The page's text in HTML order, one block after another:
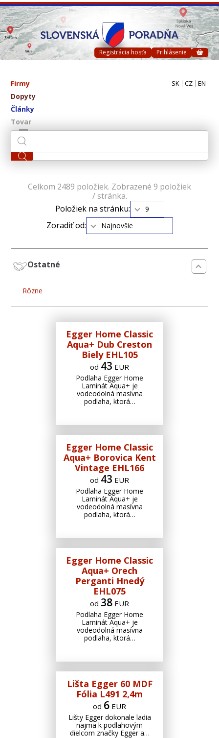
Registrácia hosťa Prihlásenie
Firmy
Dopyty
Články
Tovar
SK CZ EN
Celkom 2489 položiek. Zobrazené 9 položiek
/ stránka.
Položiek na stránku:
9
Zoradiť od: Najnovšie
Ostatné
Rôzne
Egger Home Classic
Aqua+ Dub Creston
Biely EHL105
od 43 EUR
Podlaha Egger Home
Laminát Aqua+ je
vodeodolná masívna
podlaha, ktorá…
Egger Home Classic
Aqua+ Borovica Kent
Vintage EHL166
od 43 EUR
Podlaha Egger Home
Laminát Aqua+ je
vodeodolná masívna
podlaha, ktorá…
Egger Home Classic
Aqua+ Orech
Perganti Hnedý
EHL075
od 38 EUR
Podlaha Egger Home
Laminát Aqua+ je
vodeodolná masívna
podlaha, ktorá…
Lišta Egger 60 MDF
Fólia L491 2,4m
od 6 EUR
Lišty Egger dokonale ladia
najmä k podlahovým
dielcom značky Egger a…